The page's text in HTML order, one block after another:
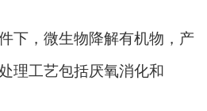
下，微生物降解有机物，产
理工艺包括厌氧消化和